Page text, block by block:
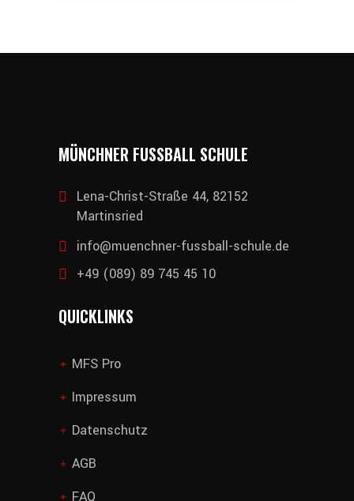
MÜNCHNER FUSSBALL SCHULE
Lena-Christ-Straße 44, 82152
Martinsried
info@muenchner-fussball-schule.de
+49 (089) 89 745 45 10
QUICKLINKS
add MFS Pro
add Impressum
add Datenschutz
add AGB
add FAQ